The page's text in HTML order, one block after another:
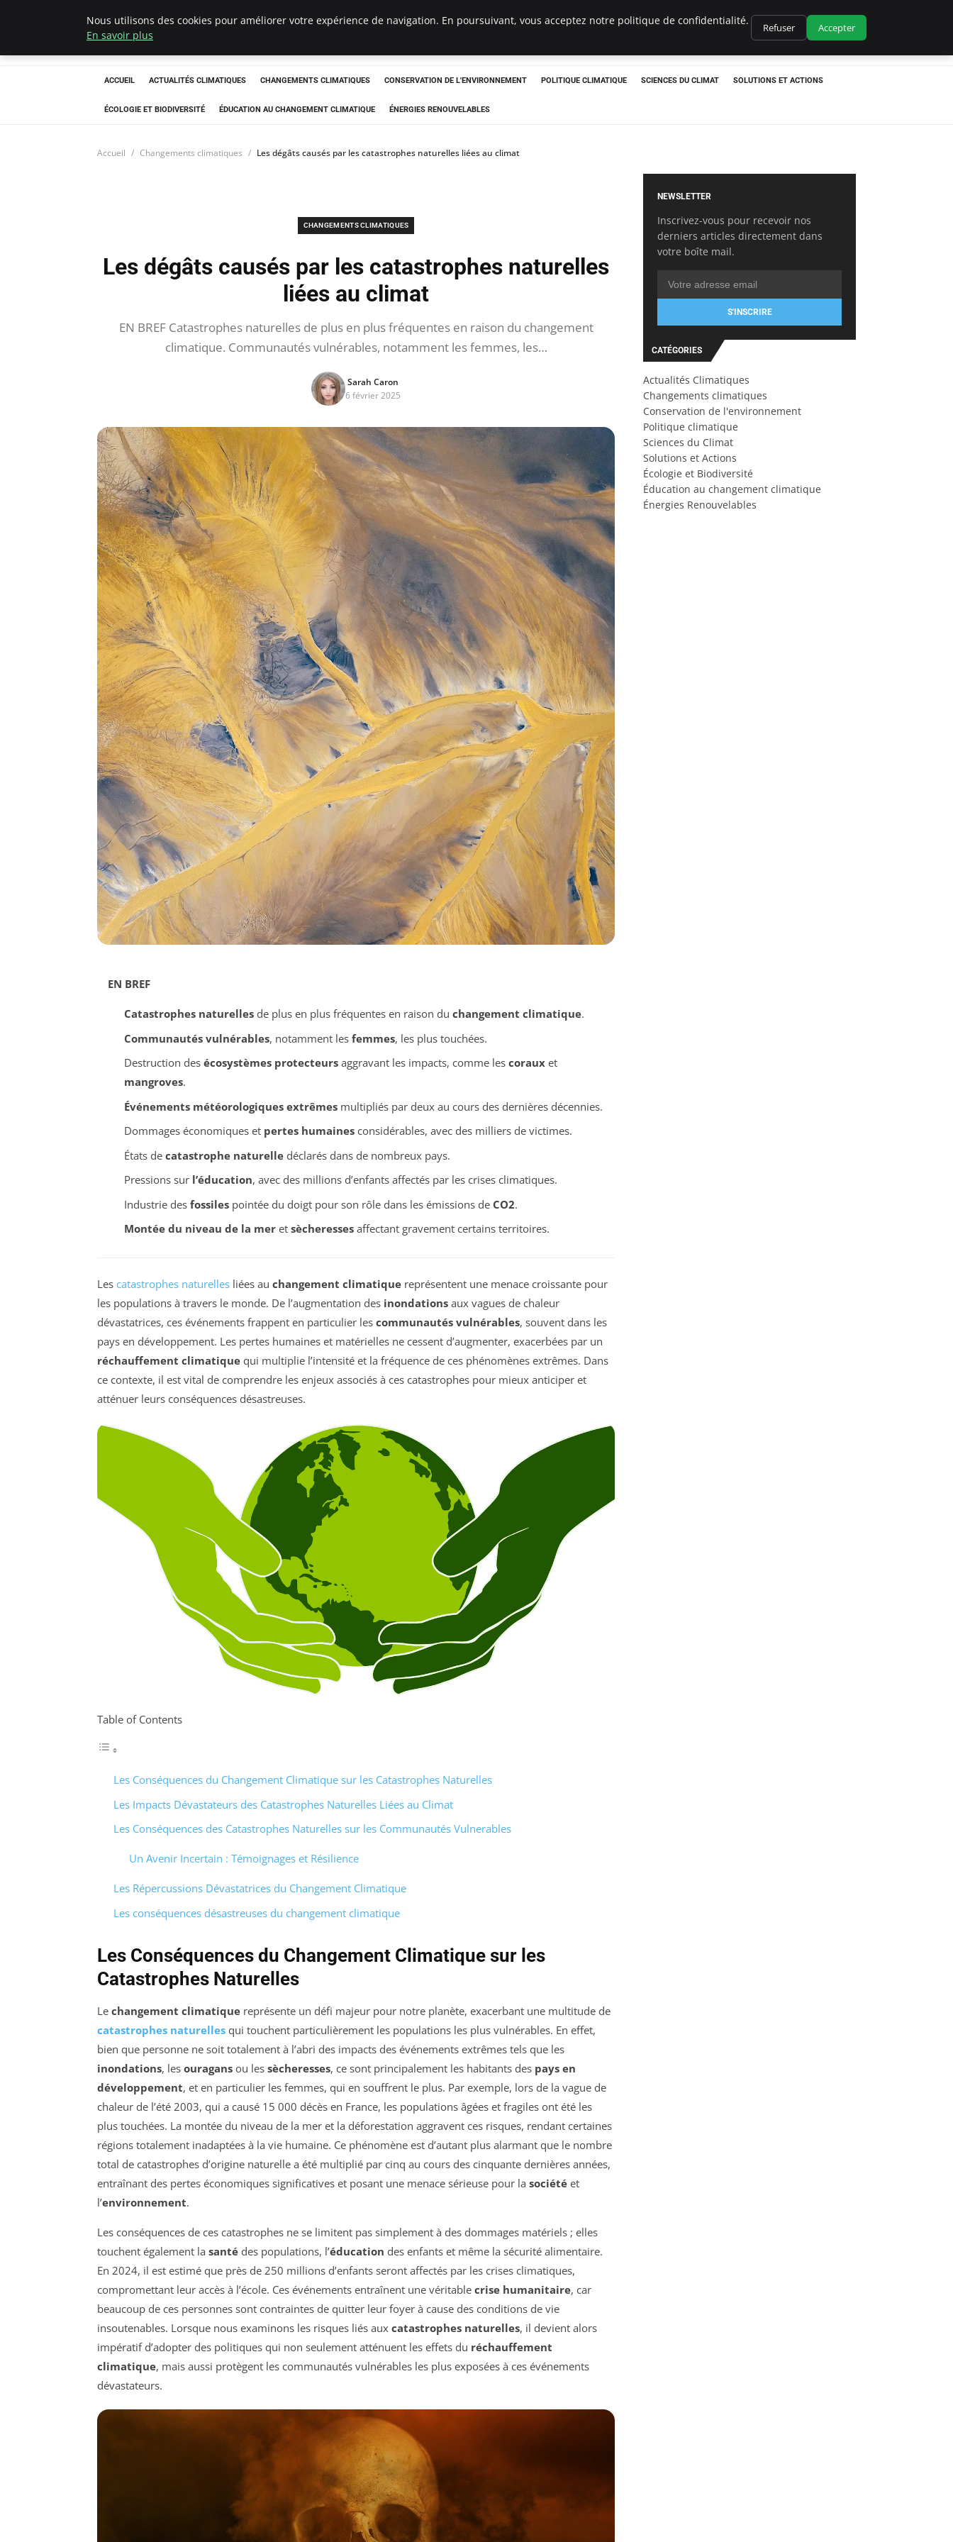
Climatedebtagents
ACCUEIL ACTUALITÉS CLIMATIQUES CHANGEMENTS CLIMATIQUES CONSERVATION DE L'ENVIRONNEMENT POLITIQUE CLIMATIQUE SCIENCES DU CLIMAT SOLUTIONS ET ACTIONS
ÉCOLOGIE ET BIODIVERSITÉ ÉDUCATION AU CHANGEMENT CLIMATIQUE ÉNERGIES RENOUVELABLES
Accueil Changements climatiques Les dégâts causés par les catastrophes naturelles liées au climat
CHANGEMENTS CLIMATIQUES
Les dégâts causés par les catastrophes naturelles
liées au climat
EN BREF Catastrophes naturelles de plus en plus fréquentes en raison du changement
climatique. Communautés vulnérables, notamment les femmes, les…
Sarah Caron
6 février 2025
EN BREF
Catastrophes naturellesde plus en plus fréquentes en raison du changement climatique.
Communautés vulnérables, notamment les femmes, les plus touchées.
Destruction des écosystèmes protecteursaggravant les impacts, comme les corauxet
mangroves.
Événements météorologiques extrêmesmultipliés par deux au cours des dernières décennies.
Dommages économiques et pertes humainesconsidérables, avec des milliers de victimes.
États de catastrophe naturelledéclarés dans de nombreux pays.
Pressions sur l’éducation, avec des millions d’enfants affectés par les crises climatiques.
Industrie des fossilespointée du doigt pour son rôle dans les émissions de CO2.
Montée du niveau de la meret sècheressesaffectant gravement certains territoires.
Les catastrophes naturelles liées au changement climatique représentent une menace croissante pour
les populations à travers le monde. De l’augmentation des inondations aux vagues de chaleur
dévastatrices, ces événements frappent en particulier les communautés vulnérables, souvent dans les
pays en développement. Les pertes humaines et matérielles ne cessent d’augmenter, exacerbées par un
réchauffement climatique qui multiplie l’intensité et la fréquence de ces phénomènes extrêmes. Dans
ce contexte, il est vital de comprendre les enjeux associés à ces catastrophes pour mieux anticiper et
atténuer leurs conséquences désastreuses.
Table of Contents
Les Conséquences du Changement Climatique sur les Catastrophes Naturelles
Les Impacts Dévastateurs des Catastrophes Naturelles Liées au Climat
Les Conséquences des Catastrophes Naturelles sur les Communautés Vulnerables
Un Avenir Incertain : Témoignages et Résilience
Les Répercussions Dévastatrices du Changement Climatique
Les conséquences désastreuses du changement climatique
Les Conséquences du Changement Climatique sur les
Catastrophes Naturelles
Le changement climatique représente un défi majeur pour notre planète, exacerbant une multitude de
catastrophes naturelles qui touchent particulièrement les populations les plus vulnérables. En effet,
bien que personne ne soit totalement à l’abri des impacts des événements extrêmes tels que les
inondations, les ouragans ou les sècheresses, ce sont principalement les habitants des pays en
développement, et en particulier les femmes, qui en souffrent le plus. Par exemple, lors de la vague de
chaleur de l’été 2003, qui a causé 15 000 décès en France, les populations âgées et fragiles ont été les
plus touchées. La montée du niveau de la mer et la déforestation aggravent ces risques, rendant certaines
régions totalement inadaptées à la vie humaine. Ce phénomène est d’autant plus alarmant que le nombre
total de catastrophes d’origine naturelle a été multiplié par cinq au cours des cinquante dernières années,
entraînant des pertes économiques significatives et posant une menace sérieuse pour la société et
l’environnement.
Les conséquences de ces catastrophes ne se limitent pas simplement à des dommages matériels ; elles
touchent également la santé des populations, l’éducation des enfants et même la sécurité alimentaire.
En 2024, il est estimé que près de 250 millions d’enfants seront affectés par les crises climatiques,
compromettant leur accès à l’école. Ces événements entraînent une véritable crise humanitaire, car
beaucoup de ces personnes sont contraintes de quitter leur foyer à cause des conditions de vie
insoutenables. Lorsque nous examinons les risques liés aux catastrophes naturelles, il devient alors
impératif d’adopter des politiques qui non seulement atténuent les effets du réchauffement
climatique, mais aussi protègent les communautés vulnérables les plus exposées à ces événements
dévastateurs.
NEWSLETTER
Inscrivez-vous pour recevoir nos
derniers articles directement dans
votre boîte mail.
S'INSCRIRE
CATÉGORIES
Actualités Climatiques
Changements climatiques
Conservation de l'environnement
Politique climatique
Sciences du Climat
Solutions et Actions
Écologie et Biodiversité
Éducation au changement climatique
Énergies Renouvelables
Nous utilisons des cookies pour améliorer votre expérience de navigation. En poursuivant, vous acceptez notre politique de confidentialité.
En savoir plus
Refuser Accepter